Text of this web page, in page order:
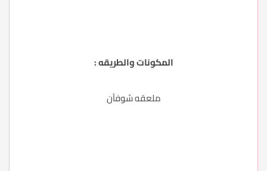
المكونات والطريقه :
ملعقه شوفآن